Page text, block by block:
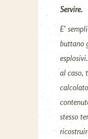
Servire.
E’
buttano
al caso,
stesso